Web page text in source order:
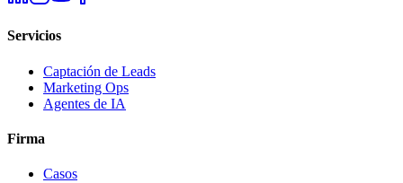
Servicios
Captación de Leads
Marketing Ops
Agentes de IA
Firma
Casos